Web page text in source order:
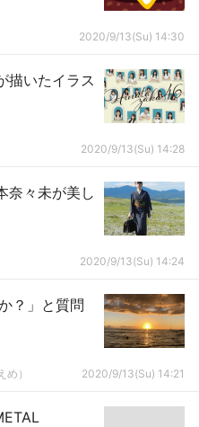
2020/9/13(Su) 14:30
描いたイラス
2020/9/13(Su) 14:28
奈々未が美し
2020/9/13(Su) 14:24
？」と質問
） 2020/9/13(Su) 14:21